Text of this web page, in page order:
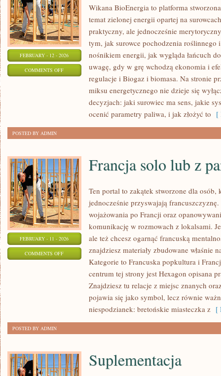
FEBRUARY - 12 - 2026
COMMENTS OFFON
Wikana BioEnergia to platforma
temat zielonej energii opartej na
praktyczny, ale jednocześnie
tym, jak surowce pochodzenia roślinnego
nośnikiem energii, jak wygląda łańcuch
uwagę, gdy w grę wchodzą ekonomia i
regulacje i Biogaz i biomasa. Na stronie
miksu energetycznego nie dzieje się
decyzjach: jaki surowiec ma sens, jakie
ocenić parametry paliwa, i jak złożyć to [
POSTED BY ADMIN
FEBRUARY - 11 - 2026
COMMENTS OFFON
Francja solo lub z
Ten portal to zakątek stworzone dla osób,
jednocześnie przyswajają
wojażowania po Francji oraz
komunikację w rozmowach z lokalsami.
ale też chcesz ogarnąć francuską
znajdziesz materiały zbudowane właśnie
Kategorie to Francuska popkultura i
centrum tej strony jest Hexagon opisana
Znajdziesz tu relacje z miejsc znanych
pojawia się jako symbol, lecz równie
niespodzianek: bretońskie miasteczka z [
POSTED BY ADMIN
Suplementacja